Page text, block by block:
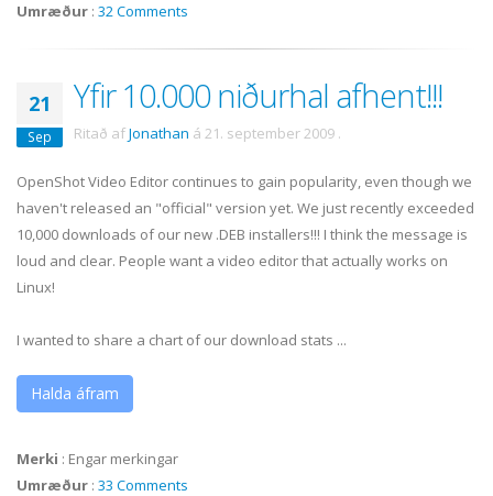
Umræður : 32 Comments
21
Sep
Yfir 10.000 niðurhal afhent!!!
Ritað afJonathan á 21. september 2009 .
OpenShot Video Editor continues to gain popularity, even though we
haven't released an "official" version yet. We just recently exceeded
10,000 downloads of our new .DEB installers!!! I think the message is
loud and clear. People want a video editor that actually works on
Linux!
I wanted to share a chart of our download stats ...
Halda áfram
Merki : Engar merkingar
Umræður : 33 Comments